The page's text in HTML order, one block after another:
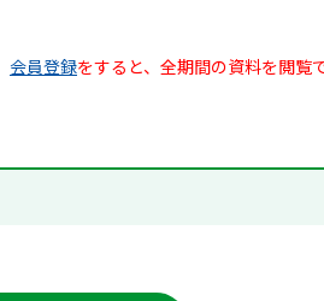
会員登録をすると、全期間の資料を閲覧